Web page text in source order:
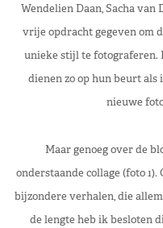
Wendelien Daan, Sacha van
vrije opdracht gegeven om
unieke stijl te fotograferen.
dienen zo op hun beurt
nieuwe
Maar genoeg over de
onderstaande collage (foto
bijzondere verhalen, die
de lengte heb ik besloten